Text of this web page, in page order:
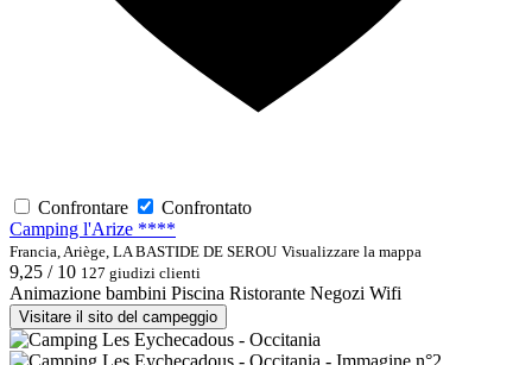
Confrontare
Confrontato
Camping l'Arize ****
Francia, Ariège, LA BASTIDE DE SEROU Visualizzare la mappa
9,25 / 10 127 giudizi clienti
Animazione bambini Piscina Ristorante Negozi Wifi
Visitare il sito del campeggio